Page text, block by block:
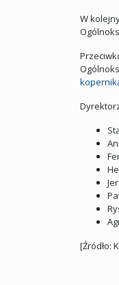
W
[Źródło: